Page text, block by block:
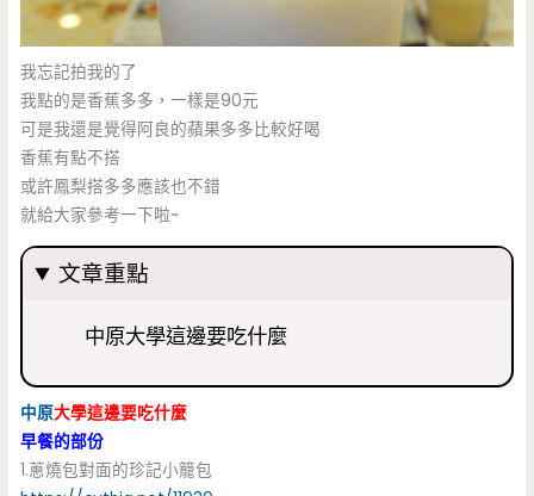
我忘記拍我的了
我點的是香蕉多多，一樣是90元
可是我還是覺得阿良的蘋果多多比較好喝
香蕉有點不搭
或許鳳梨搭多多應該也不錯
就給大家參考一下啦~
文章重點
中原大學這邊要吃什麼
中原大學這邊要吃什麼
早餐的部份
1.蔥燒包對面的珍記小籠包